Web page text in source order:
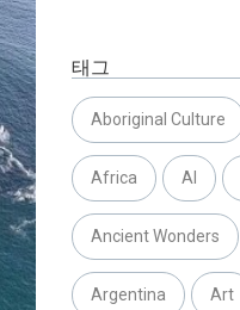
태그
Aboriginal Culture
Africa AI
Ancient Wonders
Argentina Art